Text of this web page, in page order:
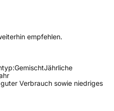
empfehlen.
GemischtJährliche
Verbrauch sowie niedriges